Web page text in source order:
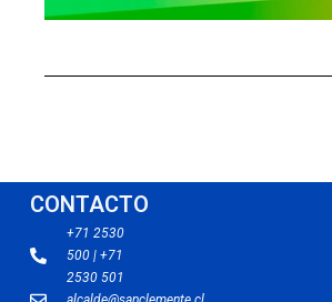
CONTACTO
+71 2530
500 | +71
2530 501